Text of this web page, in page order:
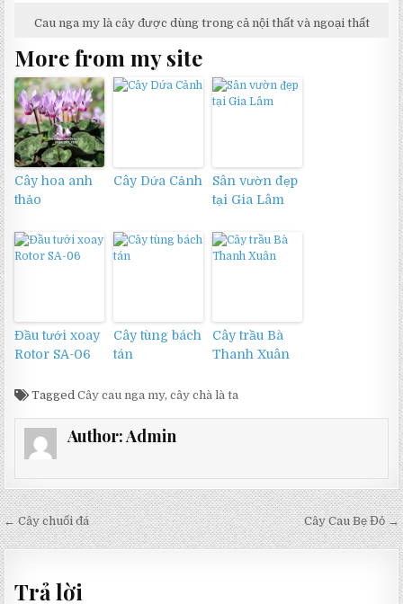
Cau nga my là cây được dùng trong cả nội thất và ngoại thất
More from my site
Cây hoa anh
thảo
Cây Dứa Cảnh
Sân vườn đẹp
tại Gia Lâm
Đầu tưới xoay
Rotor SA-06
Cây tùng bách
tán
Cây trầu Bà
Thanh Xuân
TaggedCây cau nga my,cây chà là ta
Author:Admin
Điều
hướng
Cây Cau Bẹ Đỏ →
← Cây chuối đá
Trả lời